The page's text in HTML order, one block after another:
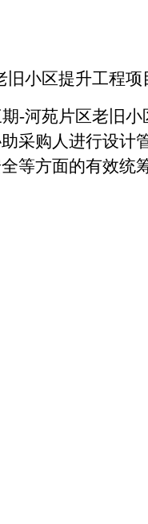
旧小区提升工程项
-河苑片区老旧
采购人进行设
等方面的有效